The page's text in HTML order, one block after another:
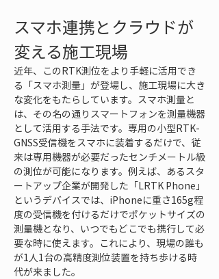
スマホ連携とクラウドが
変える施工現場
近年、このRTK測位をより手軽に活用でき
る「スマホ測量」が登場し、施工現場に大き
な変化をもたらしています。スマホ測量と
は、その名の通りスマートフォンを測量機器
として活用する手法です。専用の小型RTK-
GNSS受信機をスマホに装着するだけで、従
来は専用機器が必要だったセンチメートル級
の測位が可能になります。例えば、あるスタ
ートアップ企業が開発した「LRTK Phone」
というデバイスでは、iPhoneに重さ165g程
度の受信機を付けるだけでポケットサイズの
測量機となり、いつでもどこでも携行して必
要な時に使えます。これにより、現場の誰も
が1人1台の高精度測位装置を持ち歩ける時
代が来ました。